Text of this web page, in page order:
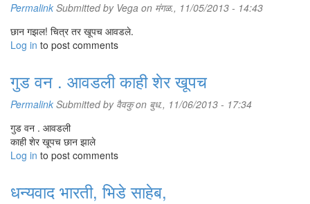
Permalink Submitted by Vega on मंगळ., 11/05/2013 - 14:43
छान गझल! चित्र तर खूपच आवडले.
Log in to post comments
गुड वन . आवडली काही शेर खूपच
Permalink Submitted by वैवकुon बुध., 11/06/2013 - 17:34
गुड वन . आवडली
काही शेर खूपच छान झाले
Log in to post comments
धन्यवाद भारती, भिडे साहेब,